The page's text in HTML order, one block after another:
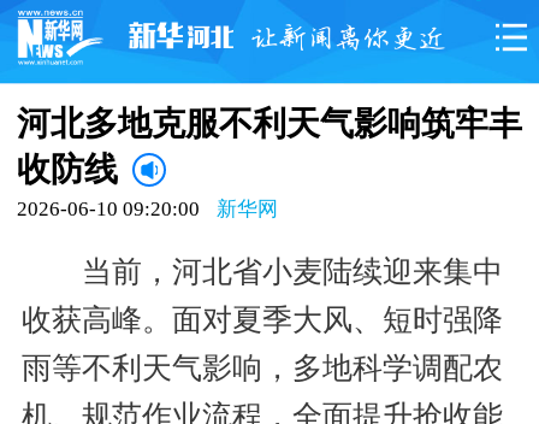
河北多地克服不利天气影响筑牢丰
收防线
2026-06-10 09:20:00 新华网
当前，河北省小麦陆续迎来集中
收获高峰。面对夏季大风、短时强降
雨等不利天气影响，多地科学调配农
机、规范作业流程，全面提升抢收能